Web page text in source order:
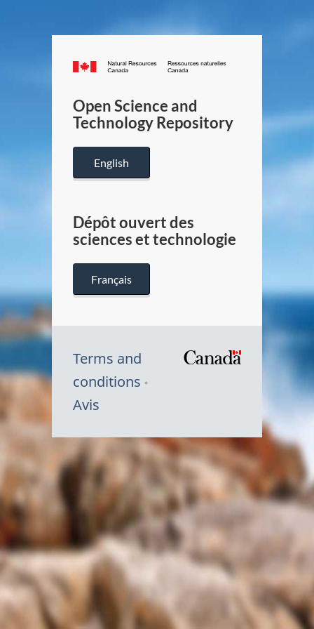
Canada.ca
/
Canada
Open Science and
Technology Repository
English
Dépôt ouvert des
sciences et technologie
Français
Terms and
conditions
Avis
Symbole
du
Canada